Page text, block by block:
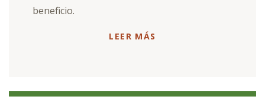
beneficio.
LEER MÁS